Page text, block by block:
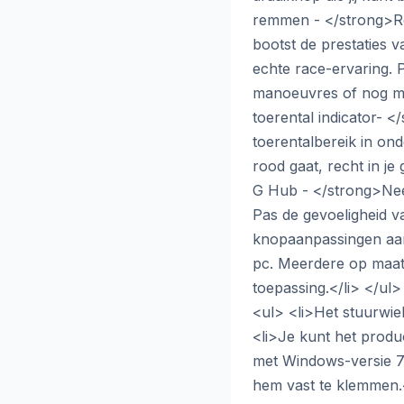
remmen - </
bootst de prestaties
echte race-ervaring.
manoeuvres of nog
toerental indicator-
toerentalbereik in
rood gaat, recht in je
G Hub - </
Pas de gevoeligheid
knopaanpassingen
pc. Meerdere op
toepassing.</li> </
<ul> <li>Het
<li>Je kunt het
met Windows-versie
hem vast te